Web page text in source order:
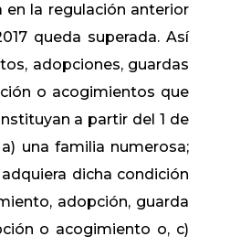
la regulación anterior
queda superada. Así
adopciones, guardas
o acogimientos que
a partir del 1 de
una familia numerosa;
dicha condición
adopción, guarda
o acogimiento o, c)